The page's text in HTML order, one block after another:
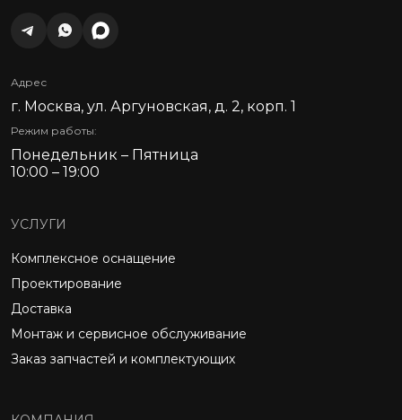
Адрес
г. Москва, ул. Аргуновская, д. 2, корп. 1
Режим работы:
Понедельник – Пятница
10:00 – 19:00
УСЛУГИ
Комплексное оснащение
Проектирование
Доставка
Монтаж и сервисное обслуживание
Заказ запчастей и комплектующих